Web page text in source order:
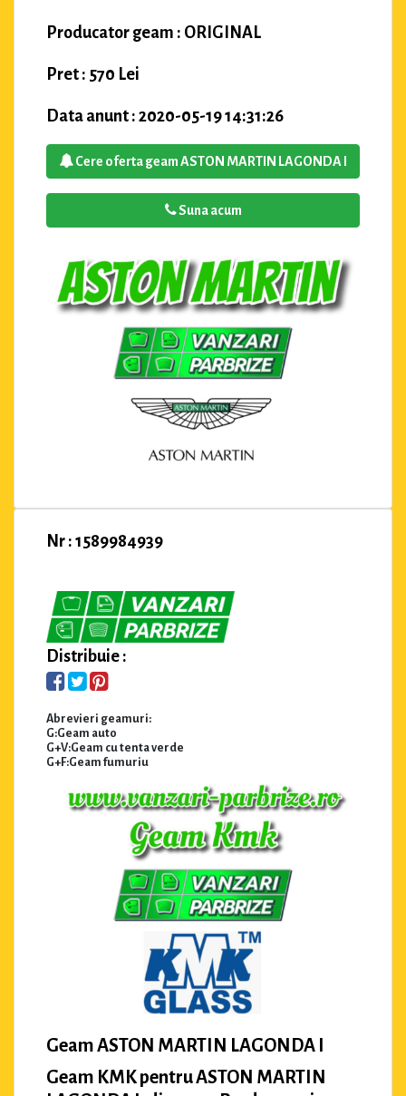
Producator geam : ORIGINAL
Pret : 570 Lei
Data anunt : 2020-05-19 14:31:26
Cere oferta geam ASTON MARTIN LAGONDA I
Suna acum
Nr : 1589984939
Distribuie :
Abrevieri geamuri:
G:Geam auto
G+V:Geam cu tenta verde
G+F:Geam fumuriu
Geam ASTON MARTIN LAGONDA I
Geam KMK pentru ASTON MARTIN